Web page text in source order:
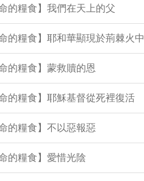
的糧食】我們在天上的父
的糧食】耶和華顯現於荊棘火中
的糧食】蒙救贖的恩
的糧食】耶穌基督從死裡復活
的糧食】不以惡報惡
的糧食】愛惜光陰